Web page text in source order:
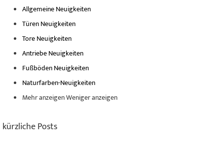
Allgemeine Neuigkeiten
Türen Neuigkeiten
Tore Neuigkeiten
Antriebe Neuigkeiten
Fußböden Neuigkeiten
Naturfarben-Neuigkeiten
Mehr anzeigenWeniger anzeigen
kürzliche Posts